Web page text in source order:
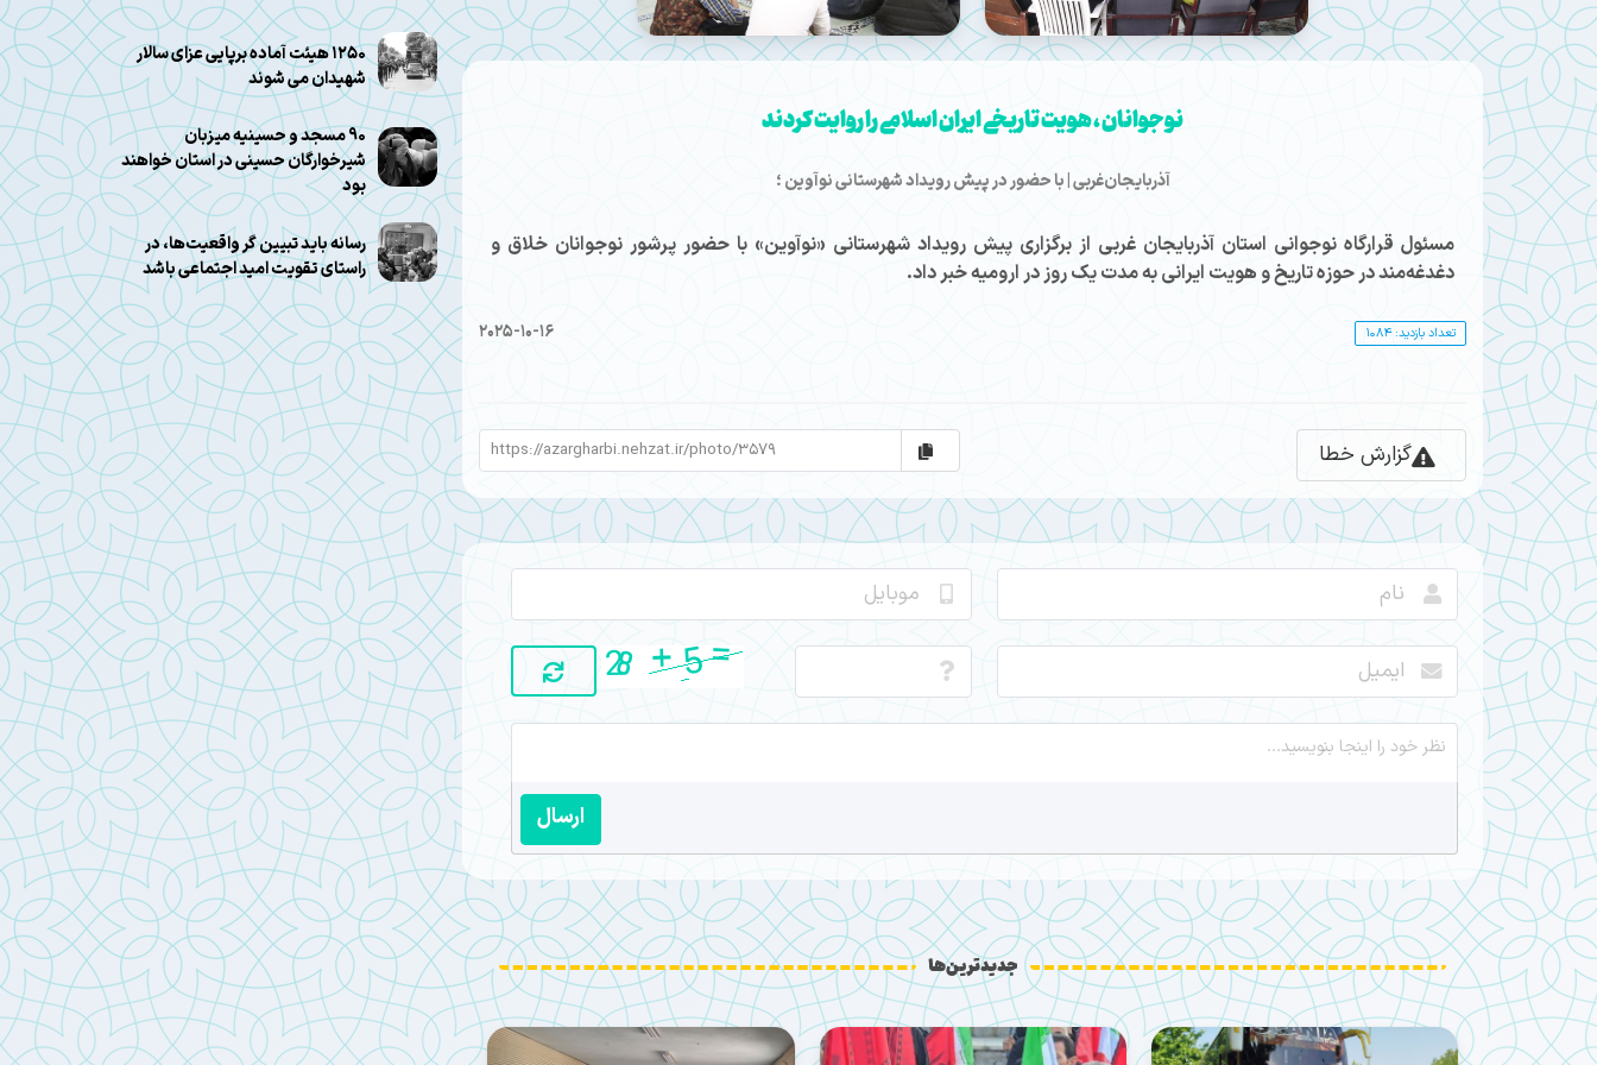
نوجوانان ، هویت تاریخی ایران اسلامی را روایت کردند
آذربایجان‌غربی | با حضور در پیش رویداد شهرستانی نوآوین ؛
مسئول قرارگاه نوجوانی استان آذربایجان غربی از برگزاری پیش رویداد شهرستانی «نوآوین» با حضور پرشور نوجوانان خلاق و
دغدغه‌مند در حوزه تاریخ و هویت ایرانی به مدت یک روز در ارومیه خبر داد.
2025-10-16 تعداد بازدید: 1084
گزارش خطا
ارسال
جدیدترین‌ها
۱۲۵۰ هیئت آماده برپایی عزای سالار
شهیدان می شوند
۹۰ مسجد و حسینیه میزبان
شیرخوارگان حسینی در استان خواهند
بود
رسانه باید تبیین گر واقعیت‌ها، در
راستای تقویت امید اجتماعی باشد